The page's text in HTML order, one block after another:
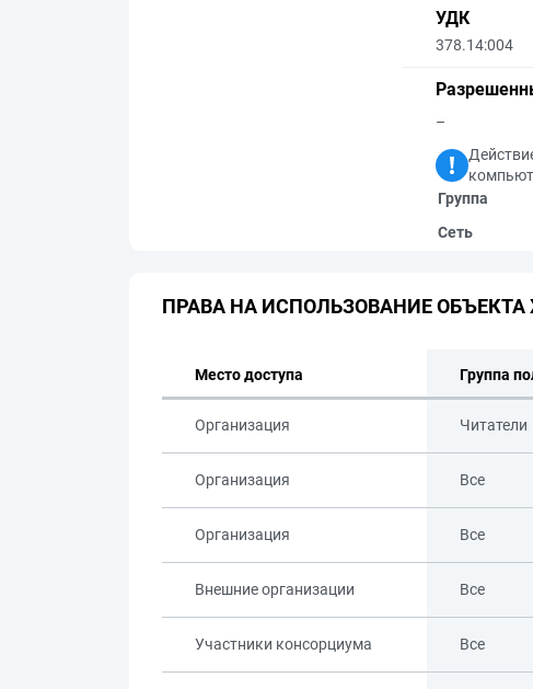
УДК
378.14:004
–
Группа
Сеть
ПРАВА НА ИСПОЛЬЗОВАНИЕ ОБЪЕКТА
Место доступа Группа
Организация Читатели
Организация Все
Организация Все
Внешние организации Все
Участники консорциума Все